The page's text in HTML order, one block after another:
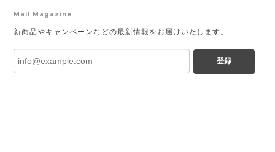
Mail Magazine
新商品やキャンペーンなどの最新情報をお届けいたします。
登録